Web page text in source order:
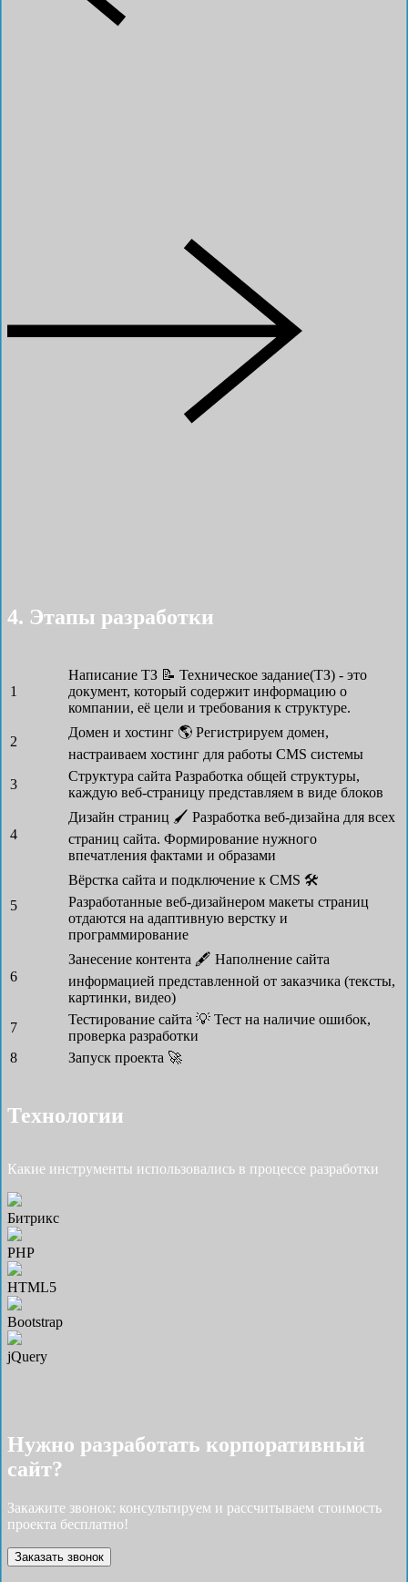
4. Этапы разработки
1
Написание ТЗ 📝 Техническое задание(ТЗ) - это
документ, который содержит информацию о
компании, её цели и требования к структуре.
2
Домен и хостинг 🌎 Регистрируем домен,
настраиваем хостинг для работы CMS системы
3
Структура сайта Разработка общей структуры,
каждую веб-страницу представляем в виде блоков
4
Дизайн страниц 🖌 Разработка веб-дизайна для всех
страниц сайта. Формирование нужного
впечатления фактами и образами
5
Вёрстка сайта и подключение к CMS 🛠
Разработанные веб-дизайнером макеты страниц
отдаются на адаптивную верстку и
программирование
6
Занесение контента 🖋 Наполнение сайта
информацией представленной от заказчика (тексты,
картинки, видео)
7
Тестирование сайта 💡 Тест на наличие ошибок,
проверка разработки
8
Запуск проекта 🚀
Технологии
Какие инструменты использовались в процессе разработки
Битрикс
PHP
HTML5
Bootstrap
jQuery
Нужно разработать корпоративный
сайт?
Закажите звонок: консультируем и рассчитываем стоимость
проекта бесплатно!
Заказать звонок